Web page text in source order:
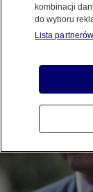
kombinacji
do wyboru
Lista